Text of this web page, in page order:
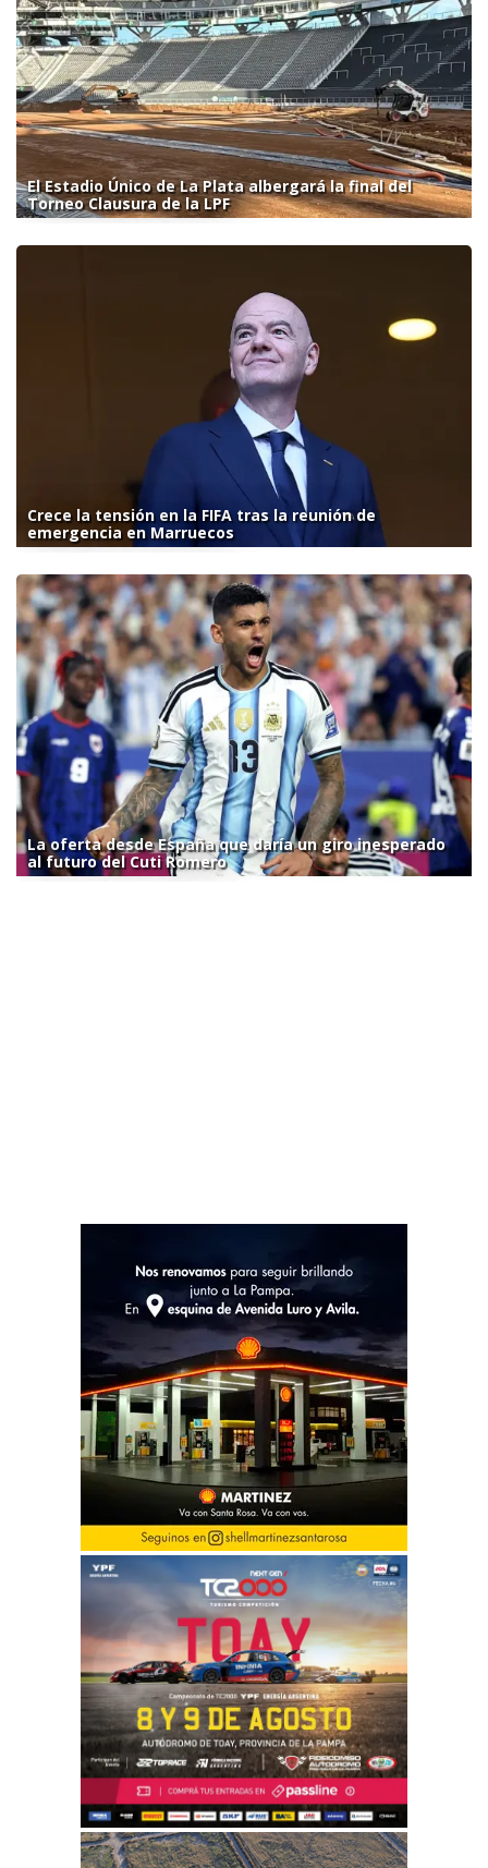
El Estadio Único de La Plata albergará la final del
Torneo Clausura de la LPF
Crece la tensión en la FIFA tras la reunión de
emergencia en Marruecos
La oferta desde España que daría un giro inesperado
al futuro del Cuti Romero